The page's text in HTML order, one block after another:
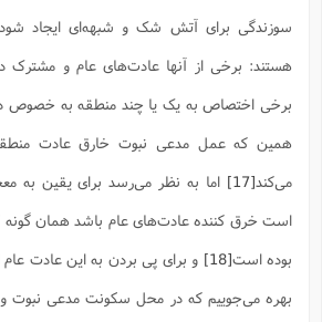
سوزندگی برای آتش شک و شبهه‌ای ایجاد شود.
هستند: برخی از آنها عادت‌های عام و مشترک
برخی اختصاص به یک یا چند منطقه به خصوص
همین که عمل مدعی نبوت خارق عادت
می‌کند[17]
اما به نظر می‌رسد برای یقین به
است خرق کننده عادت‌‌های عام باشد همان گونه
بوده است[18]
و برای پی بردن به این عادت عام
بهره می‌جوییم که در محل سکونت مدعی نبوت و